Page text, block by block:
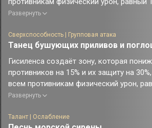
Гисиленсы.
Развернуть
Сверхспособность | Групповая атака
Танец бушующих приливов и
Гисиленса создаёт зону, которая
противников на 15% и их защиту на
всем противникам физический урон,
атаки Гисиленсы.
противник получает периодический
Развернуть
Талант | Ослабление